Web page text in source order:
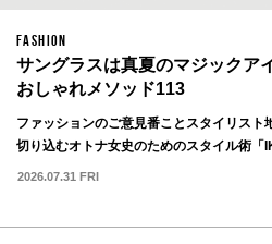
FASHION
サングラスは真夏のマジック
おしゃれメソッド113
ファッションのご意見番ことスタイリスト
切り込むオトナ女史のためのスタイル術「
2026.07.31 FRI